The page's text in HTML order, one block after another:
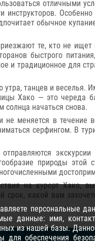
отличными
обычное
те, кто не ищет
быстрого
и традиционное для
утра, танцев и
Хако — это череда
начаться снова.
меняется в течение
серфингом. В
природы этой
на курорт Хако,
какой вам
персональные
данные: имя,
из нашей базы.
обеспечения